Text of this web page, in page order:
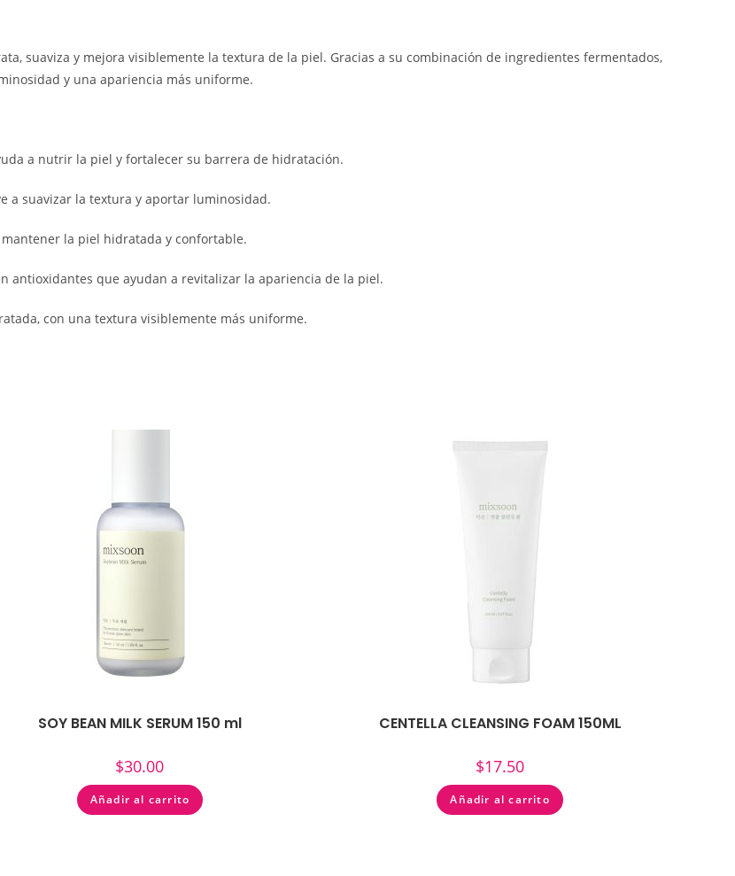
suaviza y mejora visiblemente la textura de la piel. Gracias a su combinación de ingredientes fermentados,
y una apariencia más uniforme.
a nutrir la piel y fortalecer su barrera de hidratación.
a suavizar la textura y aportar luminosidad.
la piel hidratada y confortable.
antioxidantes que ayudan a revitalizar la apariencia de la piel.
con una textura visiblemente más uniforme.
SOY BEAN MILK SERUM 150 ml
$30.00
Añadir al carrito
CENTELLA CLEANSING FOAM 150ML
$17.50
Añadir al carrito